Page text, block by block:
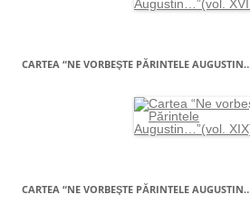
CARTEA “NE VORBEŞTE PĂRINTELE
CARTEA “NE VORBEŞTE PĂRINTELE